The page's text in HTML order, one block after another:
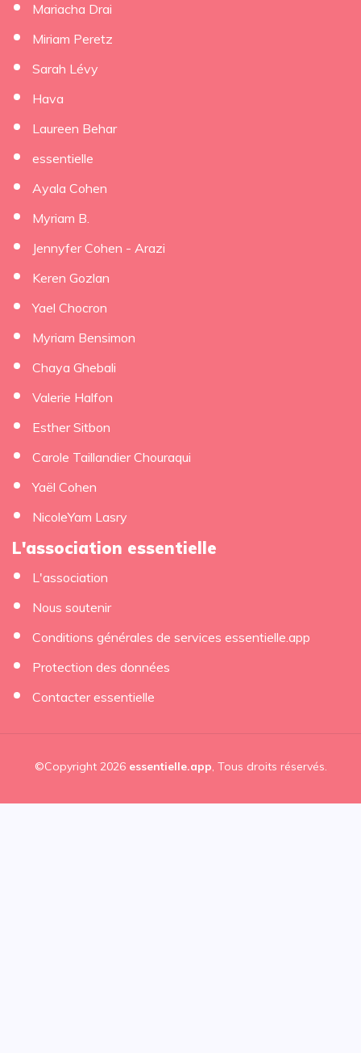
Mariacha Drai
Miriam Peretz
Sarah Lévy
Hava
Laureen Behar
essentielle
Ayala Cohen
Myriam B.
Jennyfer Cohen - Arazi
Keren Gozlan
Yael Chocron
Myriam Bensimon
Chaya Ghebali
Valerie Halfon
Esther Sitbon
Carole Taillandier Chouraqui
Yaël Cohen
NicoleYam Lasry
L'association essentielle
L'association
Nous soutenir
Conditions générales de services essentielle.app
Protection des données
Contacter essentielle
©Copyright 2026 essentielle.app, Tous droits réservés.